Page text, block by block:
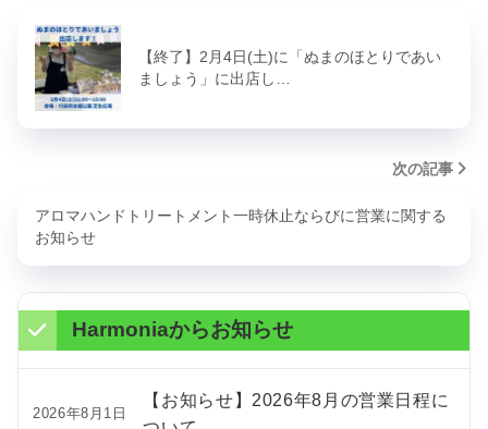
【終了】2月4日(土)に「ぬまのほとりであい
ましょう」に出店し…
次の記事
アロマハンドトリートメント一時休止ならびに営業に関する
お知らせ
Harmoniaからお知らせ
2026年8月1日
【お知らせ】2026年8月の営業日程に